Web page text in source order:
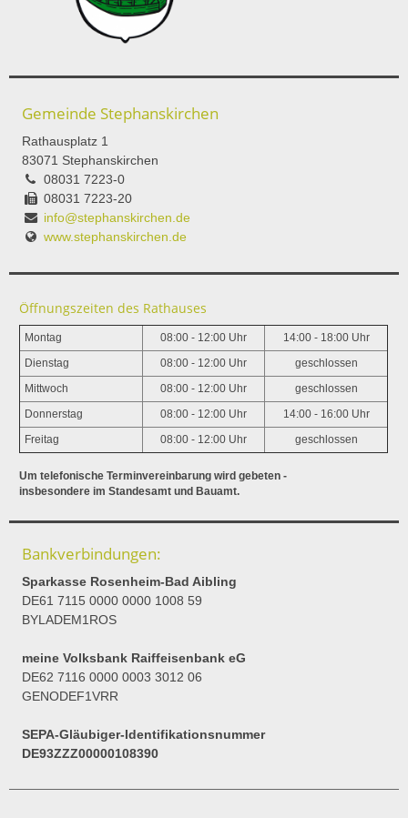
Gemeinde Stephanskirchen
Rathausplatz 1
83071 Stephanskirchen
08031 7223-0
08031 7223-20
info@stephanskirchen.de
www.stephanskirchen.de
Öffnungszeiten des Rathauses
Montag 08:00 - 12:00 Uhr 14:00 - 18:00 Uhr
Dienstag 08:00 - 12:00 Uhr geschlossen
Mittwoch 08:00 - 12:00 Uhr geschlossen
Donnerstag 08:00 - 12:00 Uhr 14:00 - 16:00 Uhr
Freitag 08:00 - 12:00 Uhr geschlossen
Um telefonische Terminvereinbarung wird gebeten -
insbesondere im Standesamt und Bauamt.
Bankverbindungen:
Sparkasse Rosenheim-Bad Aibling
DE61 7115 0000 0000 1008 59
BYLADEM1ROS
meine Volksbank Raiffeisenbank eG
DE62 7116 0000 0003 3012 06
GENODEF1VRR
SEPA-Gläubiger-Identifikationsnummer
DE93ZZZ00000108390